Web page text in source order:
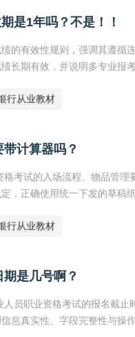
是1年吗？不是！！
的有效性规则，强调其遵循
长期有效，并说明多专业报
行从业教材
计算器吗？
考试的入场流程、物品管
，正确使用统一下发的草稿
行从业教材
是几号啊？
员职业资格考试的报名截
息真实性、字段完整性与操作